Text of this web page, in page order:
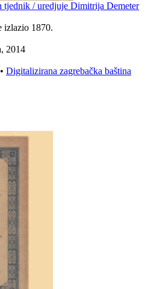
tjednik / uredjuje Dimitrija Demeter
izlazio 1870.
2014
• Digitalizirana zagrebačka baština